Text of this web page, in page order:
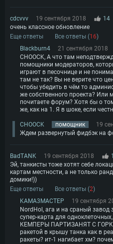
cdcvvv 19 сентября 2018
14
очень классное обновление
Еще ответы
Все ответы (16)
Blackburn4
21 сентября 2018
CHOOCK, А что там
помощники модераторов,
играют в песочнице и не
там не так? Вы не верите что
чтобы убедить в чём то
же собственного проекта? Или
почитаете форум? Хотя бы о
же, как на 1. Я в шоке, если
CHOOCK помощник 19
Ждем развернутый фидбэк на
BadTANK 19 сентября 2018
Эй, танкисты тоже хотят себе
картам местности, а не только
домики!))
Еще ответы
Все ответы (2)
KAMA3MACTEP
19 сентября
NordHol, ага и на сраный
супер-карта для
КЕМПЕРЫ ПАРТИЗАНЯТ С
ракетой в крышу танка как в
ракеты? ит-1 нагибает хм?